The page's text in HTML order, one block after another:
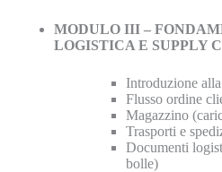
MODULO III –
LOGISTICA E SUPPLY
Introduzione
Flusso ordine
Magazzino
Trasporti e
Documenti
bolle)